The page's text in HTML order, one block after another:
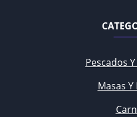
Pescados
Masas Y